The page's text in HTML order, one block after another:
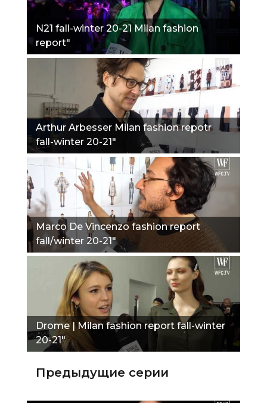
N21 fall-winter 20-21 Milan fashion
report"
Arthur Arbesser Milan fashion repotr
fall-winter 20-21"
Marco De Vincenzo fashion report
fall/winter 20-21"
Drome | Milan fashion report fall-winter
20-21"
Предыдущие серии